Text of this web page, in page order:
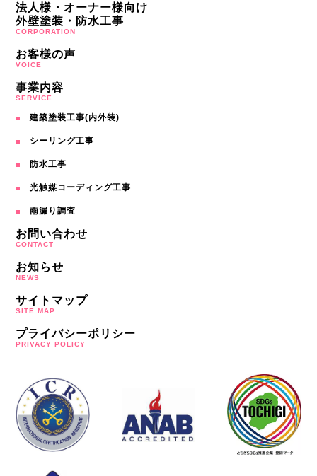
法人様・オーナー様向け
外壁塗装・防水工事
CORPORATION
お客様の声
VOICE
事業内容
SERVICE
建築塗装工事(内外装)
シーリング工事
防水工事
光触媒コーディング工事
雨漏り調査
お問い合わせ
CONTACT
お知らせ
NEWS
サイトマップ
SITE MAP
プライバシーポリシー
PRIVACY POLICY